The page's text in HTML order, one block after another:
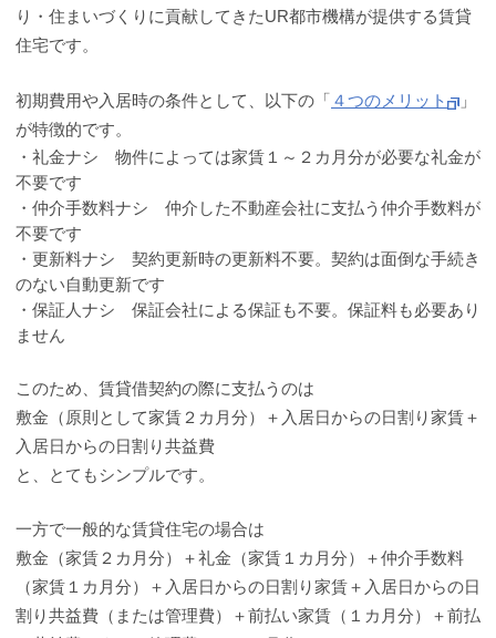
り・住まいづくりに貢献してきたUR都市機構が提供する賃貸
住宅です。
初期費用や入居時の条件として、以下の「 ４つのメリット
」
が特徴的です。
・礼金ナシ 物件によっては家賃１～２カ月分が必要な礼金が
不要です
・仲介手数料ナシ 仲介した不動産会社に支払う仲介手数料が
不要です
・更新料ナシ 契約更新時の更新料不要。契約は面倒な手続き
のない自動更新です
・保証人ナシ 保証会社による保証も不要。保証料も必要あり
ません
このため、賃貸借契約の際に支払うのは
敷金（原則として家賃２カ月分）＋入居日からの日割り家賃＋
入居日からの日割り共益費
と、とてもシンプルです。
一方で一般的な賃貸住宅の場合は
敷金（家賃２カ月分）＋礼金（家賃１カ月分）＋仲介手数料
（家賃１カ月分）＋入居日からの日割り家賃＋入居日からの日
割り共益費（または管理費）＋前払い家賃（１カ月分）＋前払